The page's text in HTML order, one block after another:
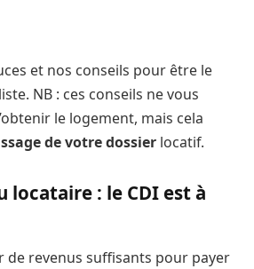
et nos conseils pour être le
NB : ces conseils ne vous
le logement, mais cela
de votre dossier locatif.
locataire : le CDI est à
de revenus suffisants pour payer